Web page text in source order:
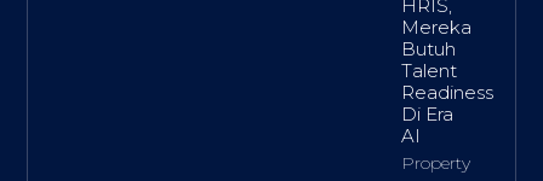
HRIS,
Mereka
Butuh
Talent
Readiness
Di Era
AI
Property